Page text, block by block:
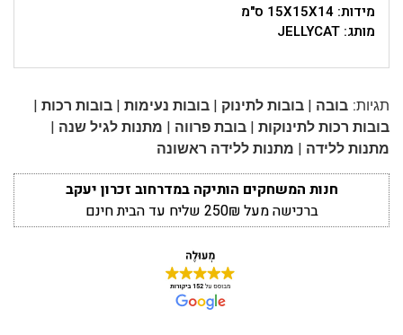
מידות: 15X15X14 ס"מ
מותג: JELLYCAT
תגיות: בובה | בובות לתינוק | בובות נעימות | בובות רכות |
בובות רכות לתינוקות | בובת פרווה | מתנות לגיל שנה |
מתנות ללידה | מתנות ללידה ראשונה
חנות המשחקים הותיקה במדרחוב זכרון יעקב
ברכישה מעל 250₪ שליח עד הבית חינם